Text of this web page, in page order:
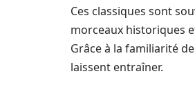
Ces classiques sont
morceaux historiques
Grâce à la familiarité
laissent entraîner.